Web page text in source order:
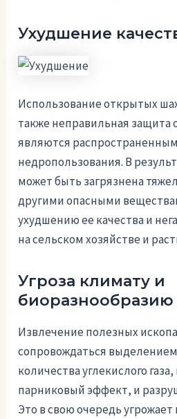
Ухудшение
Использование открытых
также неправильная защита
являются
недропользования. В
может быть загрязнена
другими опасными
ухудшению ее качества и
на сельском хозяйстве и
Угроза климату и
биоразнообразию
Извлечение полезных
сопровождаться
количества углекислого
парниковый эффект, и
Это в свою очередь угрожает